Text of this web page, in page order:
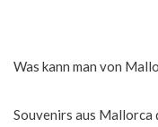
Was kann man von
Souvenirs aus